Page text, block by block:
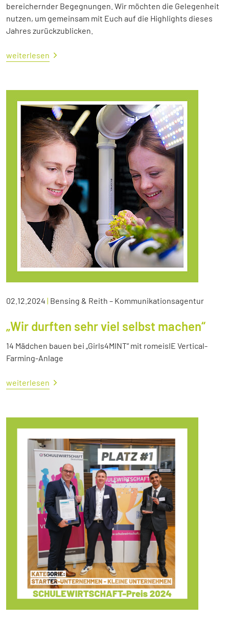
bereichernder Begegnungen. Wir möchten die Gelegenheit
nutzen, um gemeinsam mit Euch auf die Highlights dieses
Jahres zurückzublicken.
weiterlesen
02.12.2024 | Bensing & Reith – Kommunikationsagentur
„Wir durften sehr viel selbst machen“
14 Mädchen bauen bei „Girls4MINT“ mit romeisIE Vertical-
Farming-Anlage
weiterlesen